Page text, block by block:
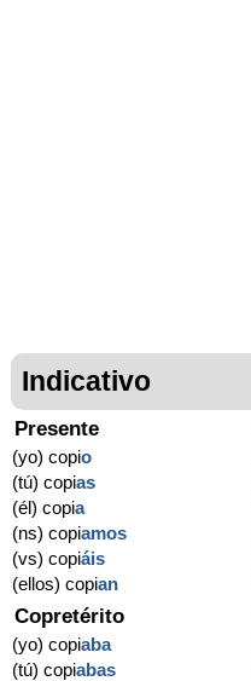
Indicativo
Presente
(yo) copio
(tú) copias
(él) copia
(ns) copiamos
(vs) copiáis
(ellos) copian
Copretérito
(yo) copiaba
(tú) copiabas